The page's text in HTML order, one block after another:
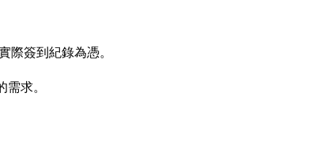
際簽到紀錄為憑。
求。